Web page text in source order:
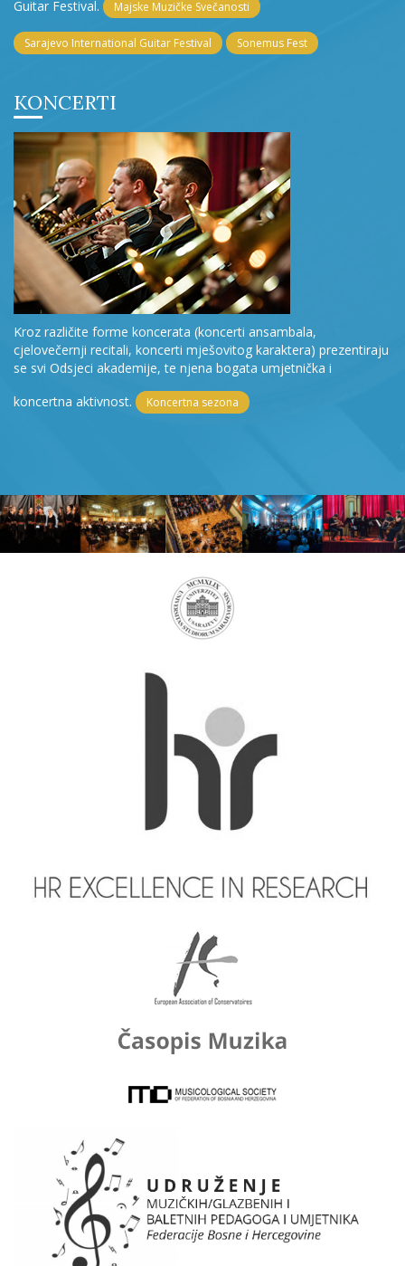
Guitar Festival. Majske Muzičke Svečanosti
Sarajevo International Guitar Festival Sonemus Fest
KONCERTI
Kroz različite forme koncerata (koncerti ansambala,
cjelovečernji recitali, koncerti mješovitog karaktera) prezentiraju
se svi Odsjeci akademije, te njena bogata umjetnička i
koncertna aktivnost.
Koncertna sezona